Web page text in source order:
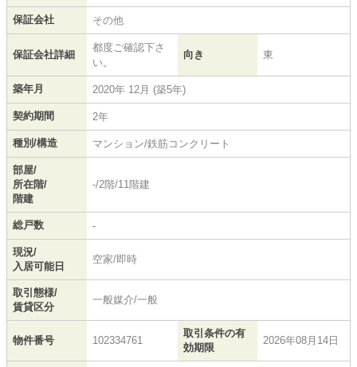
保証会社 その他
保証会社詳細
都度ご確認下さ
い。
向き 東
築年月 2020年 12月 (築5年)
契約期間 2年
種別/構造 マンション/鉄筋コンクリート
部屋/
所在階/
階建
-/2階/11階建
総戸数 -
現況/
入居可能日
空家/即時
取引態様/
賃貸区分
一般媒介/一般
物件番号 102334761
取引条件の有
効期限
2026年08月14日